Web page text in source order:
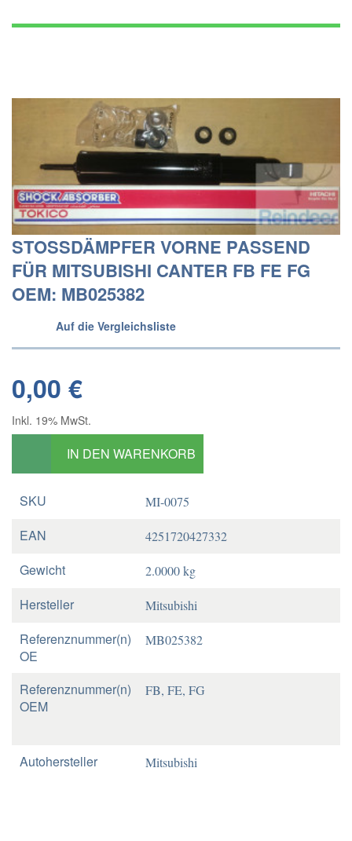
STOSSDÄMPFER VORNE PASSEND F
ÜR MITSUBISHI CANTER FB FE FG O
EM: MB025382
Auf die Vergleichsliste
0,00 €
Inkl. 19% MwSt.
IN DEN WARENKORB
SKU MI-0075
EAN 4251720427332
Gewicht 2.0000 kg
Hersteller Mitsubishi
Referenznummer(n)
OE
MB025382
Referenznummer(n)
OEM
FB, FE, FG
Autohersteller Mitsubishi